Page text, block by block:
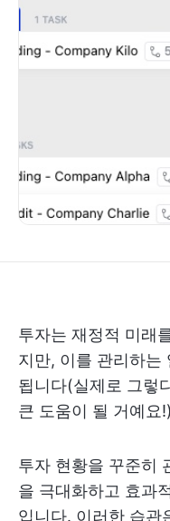
투자는 재정적 미래
지만, 이를 관리하는
됩니다(실제로 그렇
큰 도움이 될 거예요
투자 현황을 꾸준히
을 극대화하고 효과
입니다. 이러한 습관